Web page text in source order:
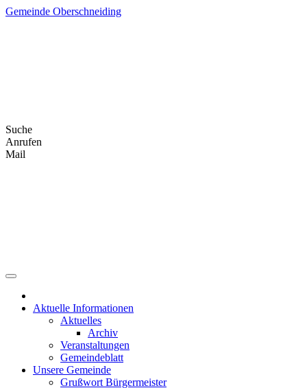
Skip
Gemeinde Oberschneiding
Suche
Anrufen
Mail
Aktuelle Informationen
Aktuelles
Archiv
Veranstaltungen
Gemeindeblatt
Unsere Gemeinde
Grußwort Bürgermeister